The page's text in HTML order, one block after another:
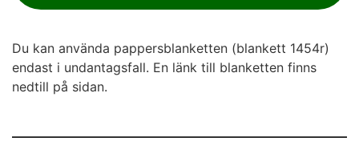
Du kan använda pappersblanketten (blankett 1454r)
endast i undantagsfall. En länk till blanketten finns
nedtill på sidan.